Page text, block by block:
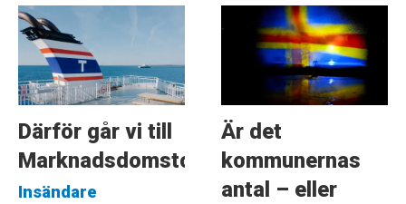
Därför går vi till
Marknadsdomstolen
Insändare
Är det
kommunernas
antal – eller